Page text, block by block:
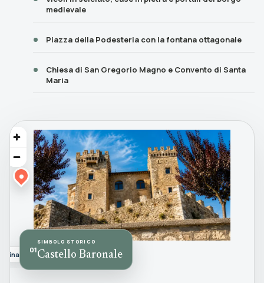
medievale
Piazza della Podesteria con la fontana ottagonale
Chiesa di San Gregorio Magno e Convento di Santa
Maria
01
SIMBOLO STORICO
Castello Baronale